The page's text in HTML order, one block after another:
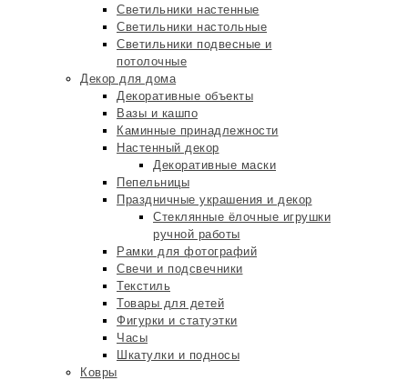
Светильники настенные
Светильники настольные
Светильники подвесные и
потолочные
Декор для дома
Декоративные объекты
Вазы и кашпо
Каминные принадлежности
Настенный декор
Декоративные маски
Пепельницы
Праздничные украшения и декор
Стеклянные ёлочные игрушки
ручной работы
Рамки для фотографий
Свечи и подсвечники
Текстиль
Товары для детей
Фигурки и статуэтки
Часы
Шкатулки и подносы
Ковры